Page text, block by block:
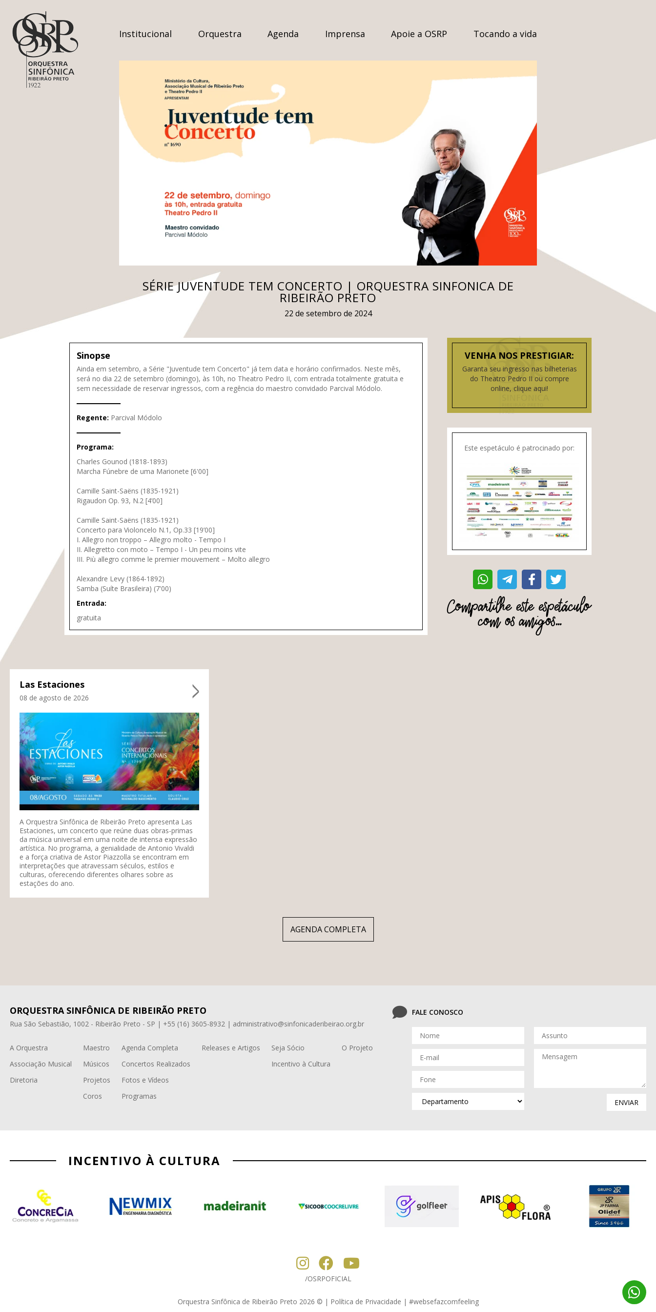
Institucional Orquestra Agenda Imprensa Apoie a OSRP Tocando a vida
SÉRIE JUVENTUDE TEM CONCERTO | ORQUESTRA SINFONICA DE
RIBEIRÃO PRETO
22 de setembro de 2024
Sinopse
Ainda em setembro, a Série "Juventude tem Concerto" já tem data e horário confirmados. Neste mês,
será no dia 22 de setembro (domingo), às 10h, no Theatro Pedro II, com entrada totalmente gratuita e
sem necessidade de reservar ingressos, com a regência do maestro convidado Parcival Módolo.
Regente: Parcival Módolo
Programa:
Charles Gounod (1818-1893)
Marcha Fúnebre de uma Marionete [6'00]
Camille Saint-Saëns (1835-1921)
Rigaudon Op. 93, N.2 [4’00]
Camille Saint-Saëns (1835-1921)
Concerto para Violoncelo N.1, Op.33 [19’00]
I. Allegro non troppo – Allegro molto - Tempo I
II. Allegretto con moto – Tempo I - Un peu moins vite
III. Più allegro comme le premier mouvement – Molto allegro
Alexandre Levy (1864-1892)
Samba (Suíte Brasileira) (7'00)
Entrada:
gratuita
VENHA NOS PRESTIGIAR:
Garanta seu ingresso nas bilheterias
do Theatro Pedro II ou compre
online, clique aqui!
Este espetáculo é patrocinado por:
Compartilhe este espetáculo
com os amigos...
Las Estaciones
08 de agosto de 2026
A Orquestra Sinfônica de Ribeirão Preto apresenta Las
Estaciones, um concerto que reúne duas obras-primas
da música universal em uma noite de intensa expressão
artística. No programa, a genialidade de Antonio Vivaldi
e a força criativa de Astor Piazzolla se encontram em
interpretações que atravessam séculos, estilos e
culturas, oferecendo diferentes olhares sobre as
estações do ano.
AGENDA COMPLETA
ORQUESTRA SINFÔNICA DE RIBEIRÃO PRETO
Rua São Sebastião, 1002 - Ribeirão Preto - SP | +55 (16) 3605-8932 | administrativo@sinfonicaderibeirao.org.br
A Orquestra
Associação Musical
Diretoria
Maestro
Músicos
Projetos
Coros
Agenda Completa
Concertos Realizados
Fotos e Vídeos
Programas
Releases e Artigos
Seja Sócio
Incentivo à Cultura
O Projeto
FALE CONOSCO
ENVIAR
INCENTIVO À CULTURA
/OSRPOFICIAL
Orquestra Sinfônica de Ribeirão Preto 2026 © | Política de Privacidade | #websefazcomfeeling